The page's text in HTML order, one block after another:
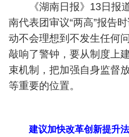
《湖南日报》13日报道
南代表团审议“两高”报告
动不会理想到不发生任何
敲响了警钟，要从制度上
束机制，把加强自身监督
等重要的位置。
建议加快改革创新提升